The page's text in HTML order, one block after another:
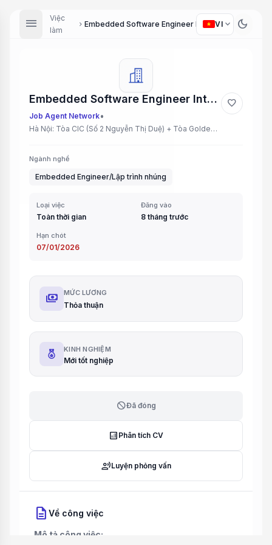
menu
Việc
làm
chevron_right Embedded Software Engineer Intern VI expand_more dark_mode
Embedded Software Engineer Intern
Job Agent Network•
Hà Nội: Tòa CIC (Số 2 Nguyễn Thị Duệ) + Tòa Golden Park (Số 2 Phạm Văn Bạch), Cầu Giấy
favorite
Ngành nghề
Embedded Engineer/Lập trình nhúng
Loại việc
Toàn thời gian
Đăng vào
8 tháng trước
Hạn chót
07/01/2026
payments MỨC LƯƠNG
Thỏa thuận
KINH NGHIỆM
Mới tốt nghiệp
blockĐã đóng
analytics Phân tích CV
record_voice_overLuyện phỏng vấn
description Về công việc
Mô tả công việc: